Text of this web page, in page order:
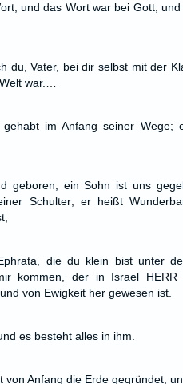
und das Wort war bei Gott,
du, Vater, bei dir selbst mit der
war.…
im Anfang seiner Wege;
geboren, ein Sohn ist uns
Schulter; er heißt
die du klein bist unter
kommen, der in Israel HERR
von Ewigkeit her gewesen ist.
es besteht alles in ihm.
von Anfang die Erde gegründet,